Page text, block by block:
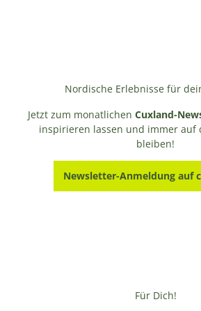
Nordische Erlebnisse für
Jetzt zum monatlichenCuxland-
inspirieren lassen und immer auf
bleiben!
Newsletter-Anmeldung auf
Für Dich!